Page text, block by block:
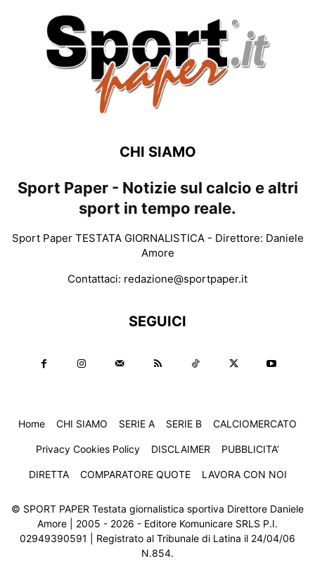
CHI SIAMO
Sport Paper - Notizie sul calcio e altri
sport in tempo reale.
Sport Paper TESTATA GIORNALISTICA - Direttore: Daniele
Amore
Contattaci: redazione@sportpaper.it
SEGUICI
Home CHI SIAMO SERIE A SERIE B CALCIOMERCATO
Privacy Cookies Policy DISCLAIMER PUBBLICITA’
DIRETTA COMPARATORE QUOTE LAVORA CON NOI
© SPORT PAPER Testata giornalistica sportiva Direttore Daniele
Amore | 2005 - 2026 - Editore Komunicare SRLS P.I.
02949390591 | Registrato al Tribunale di Latina il 24/04/06
N.854.